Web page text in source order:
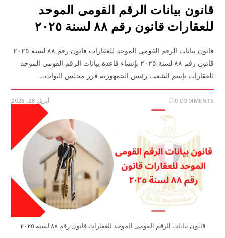
قانون بيانات الرقم القومى الموحد
للعقارات قانون رقم ٨٨ لسنة ٢٠٢٥
قانون بيانات الرقم القومى الموحد للعقارات قانون رقم ٨٨ لسنة ٢٠٢٥
قانون رقم ٨٨ لسنة ٢٠٢٥ بإنشاء قاعدة بيانات الرقم القومي الموحد
للعقارات بإسم الشعب رئيس الجمهورية قرر مجلس النواب…
0 COMMENTS أبريل 28, 2026
قانون بيانات الرقم القومى الموحد للعقارات قانون رقم ٨٨ لسنة ٢٠٢٥